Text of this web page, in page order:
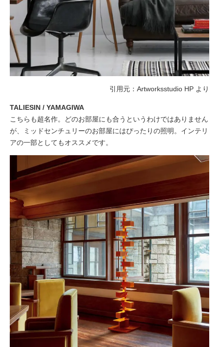
引用元：Artworksstudio HP より
TALIESIN / YAMAGIWA
こちらも超名作。どのお部屋にも合うというわけではありません
が、ミッドセンチュリーのお部屋にはぴったりの照明。インテリ
アの一部としてもオススメです。